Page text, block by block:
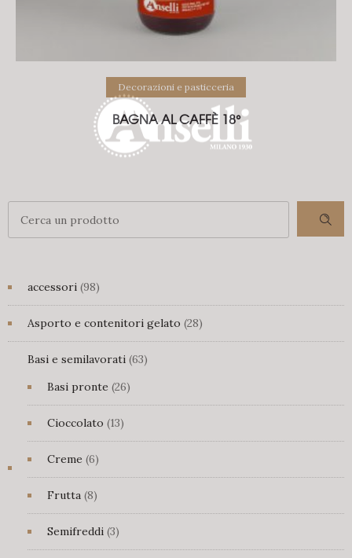
Decorazioni e pasticceria
BAGNA AL CAFFÈ 18°
accessori 9898
prodotti
Asporto e contenitori gelato 2828
prodotti
Basi e semilavorati 6363
Basi pronte 2626
prodotti
Cioccolato 1313
prodotti
Creme 66
prodotti
Frutta 88
prodotti
Semifreddi 33
prodotti